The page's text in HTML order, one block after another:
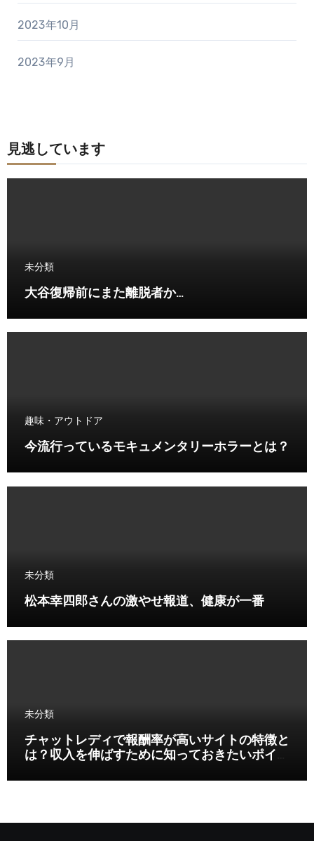
2023年10月
2023年9月
見逃しています
未分類
大谷復帰前にまた離脱者か…
趣味・アウトドア
今流行っているモキュメンタリーホラーとは？
未分類
松本幸四郎さんの激やせ報道、健康が一番
未分類
チャットレディで報酬率が高いサイトの特徴と
は？収入を伸ばすために知っておきたいポイン